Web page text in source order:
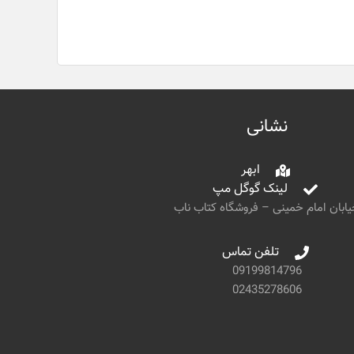
نشانی
ابهر
لینک گوگل مپ
امام خمینی – فروشگاه کتاب ناب
تلفن تماس
09199814796
02435278606